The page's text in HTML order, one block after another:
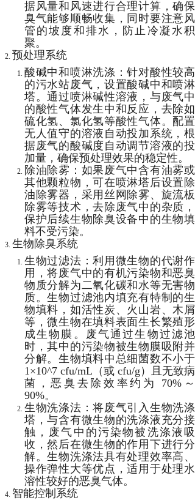
据风量和风速进行合理计算，确保
臭气能够顺畅收集，同时要注意风
管的坡度和排水，防止冷凝水积
聚。
预处理系统
酸碱中和喷淋洗涤：针对酸性较高
的污水站废气，设置酸碱中和喷淋
塔。通过喷淋碱性溶液，与废气中
的酸性气体发生中和反应，去除如
硫化氢、氯化氢等酸性气体。配置
无人值守的溶液自动投加系统，根
据废气的酸碱度自动调节溶液的投
加量，确保预处理效果的稳定性。
除油除雾：如果废气中含有油雾或
其他颗粒物，可在喷淋塔后设置除
油除雾器，采用丝网除雾、旋流板
除雾等技术，去除废气中的杂质，
保护后续生物除臭设备中的生物填
料不受污染。
生物除臭系统
生物过滤法：利用微生物的代谢作
用，将废气中的有机污染物和恶臭
物质分解为二氧化碳和水等无害物
质。生物过滤池内填充有特制的生
物填料，如活性炭、火山岩、木屑
等，微生物在填料表面生长繁殖形
成生物膜。废气通过生物过滤池
时，其中的污染物被生物膜吸附并
分解。生物填料中总细菌数不小于
1×10^7 cfu/mL（或 cfu/g）且无致病
菌，恶臭去除效率约为 70%～
90%。
生物洗涤法：将废气引入生物洗涤
塔，与含有微生物的洗涤液充分接
触，废气中的污染物被洗涤液吸
收，然后在微生物的作用下进行分
解。生物洗涤法具有处理效率高、
操作弹性大等优点，适用于处理水
溶性较好的恶臭气体。
智能控制系统